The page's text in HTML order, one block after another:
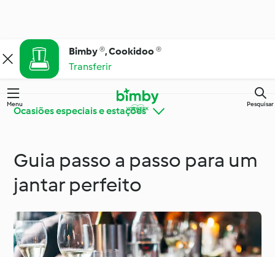
Bimby ®, Cookidoo ®
Transferir
Menu Pesquisar
Ocasiões especiais e estações
Conheça o Cookidoo®
Bimby® Dicas e
Truques
Ingredientes
dias
Guia passo a passo para um
jantar perfeito